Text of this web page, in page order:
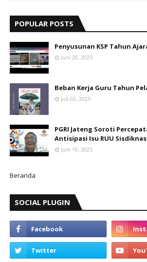
POPULAR POSTS
Penyusunan KSP Tahun
Juni 20, 2025
Beban Kerja Guru Tahun
Juli 02, 2025
PGRI Jateng Soroti
Antisipasi Isu RUU Sisdiknas
Juni 10, 2025
Beranda
SOCIAL PLUGIN